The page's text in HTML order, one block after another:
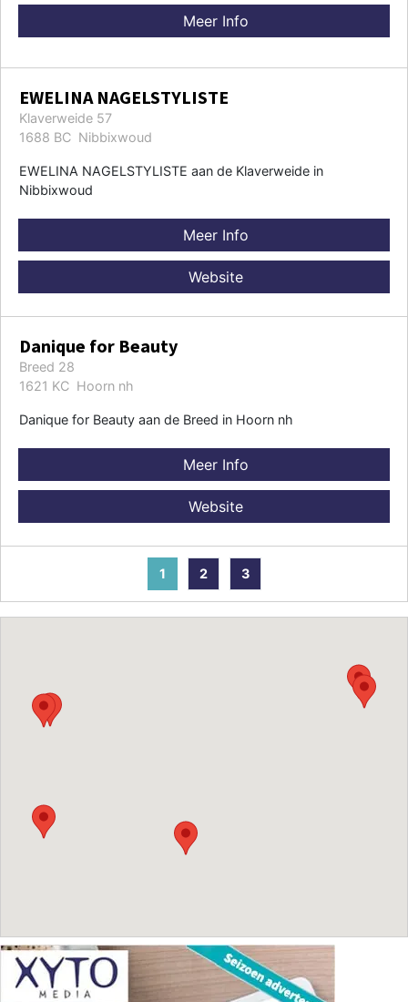
Meer Info
EWELINA NAGELSTYLISTE
Klaverweide 57
1688 BC Nibbixwoud
EWELINA NAGELSTYLISTE aan de Klaverweide in
Nibbixwoud
Meer Info
Website
Danique for Beauty
Breed 28
1621 KC Hoorn nh
Danique for Beauty aan de Breed in Hoorn nh
Meer Info
Website
1 2 3